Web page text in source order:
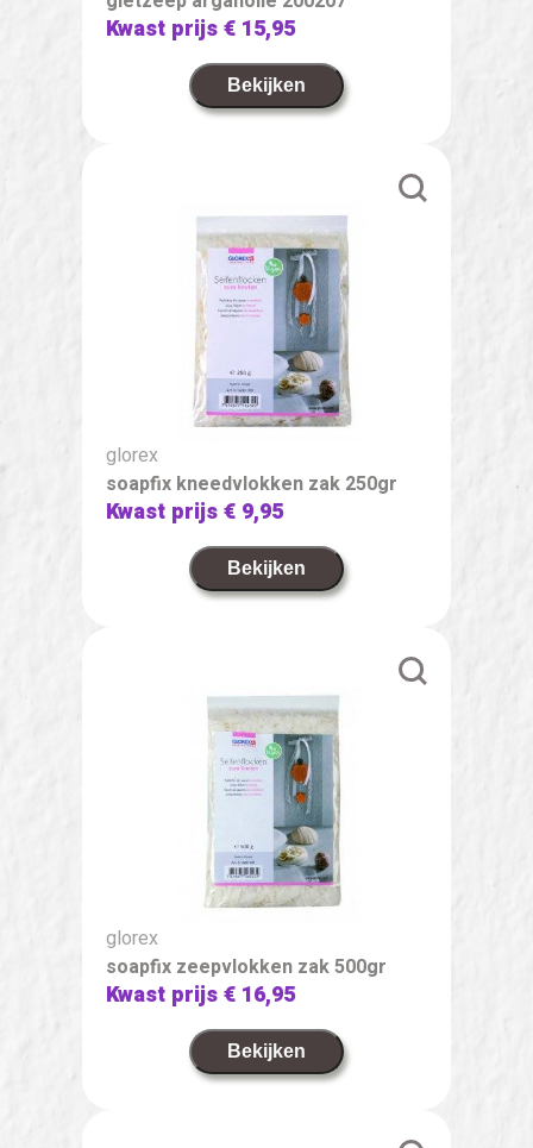
Kwast prijs€ 15,95
Bekijken
glorex
soapfix kneedvlokken zak 250gr
Kwast prijs€ 9,95
Bekijken
glorex
soapfix zeepvlokken zak 500gr
Kwast prijs€ 16,95
Bekijken